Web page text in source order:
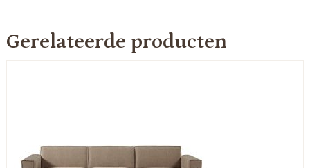
Gerelateerde producten